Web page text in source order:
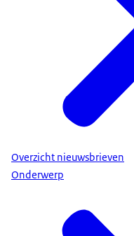
Overzicht nieuwsbrieven
Onderwerp